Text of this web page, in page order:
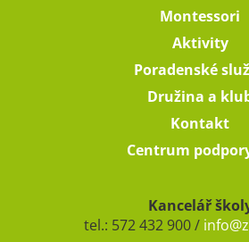
Montessori
Aktivity
Poradenské
Družina a
Kontakt
Centrum
Kancelář
tel.: 572 432 900 /